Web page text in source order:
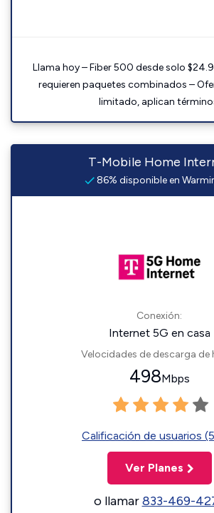
Llama hoy – Fiber 500 desde solo
requieren paquetes combinados –
limitado, aplican
T-Mobile Home
86% disponible en
Conexión:
Internet 5G en casa
Velocidades de descarga de
498Mbps
Calificación de usuarios
Ver Planes
o llamar833-469-